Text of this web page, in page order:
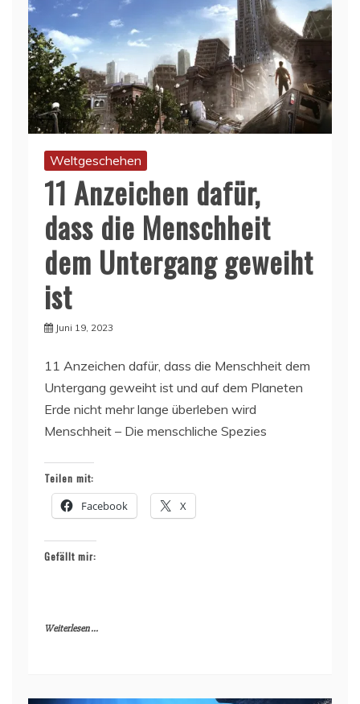
Weltgeschehen
11 Anzeichen dafür,
dass die Menschheit
dem Untergang geweiht
ist
Juni 19, 2023
11 Anzeichen dafür, dass die Menschheit dem
Untergang geweiht ist und auf dem Planeten
Erde nicht mehr lange überleben wird
Menschheit – Die menschliche Spezies
Teilen mit:
Facebook X
Gefällt mir:
Weiterlesen ...